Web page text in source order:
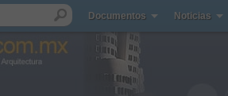
Documentos Noticias